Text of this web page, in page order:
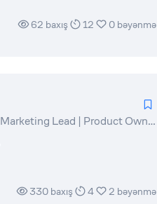
62 baxış 12 0 bəyənmə
Marketing and PR Expert | Digital Marketing Lead | Product Owner | Writer
330 baxış 4 2 bəyənmə